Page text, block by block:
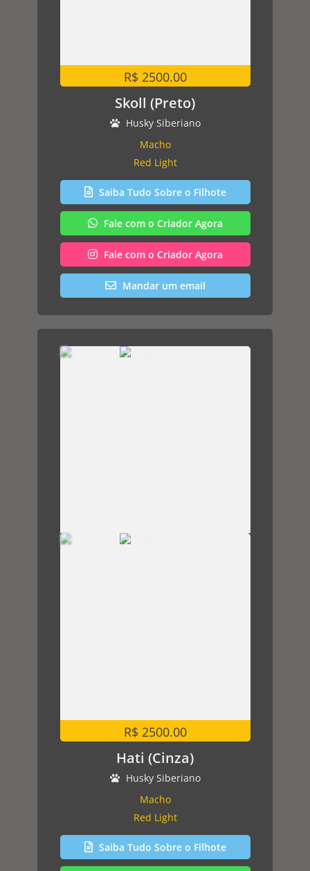
R$ 2500.00
Skoll (Preto)
Husky Siberiano
Macho
Red Light
Saiba Tudo Sobre o Filhote
Fale com o Criador Agora
Fale com o Criador Agora
Mandar um email
R$ 2500.00
Hati (Cinza)
Husky Siberiano
Macho
Red Light
Saiba Tudo Sobre o Filhote